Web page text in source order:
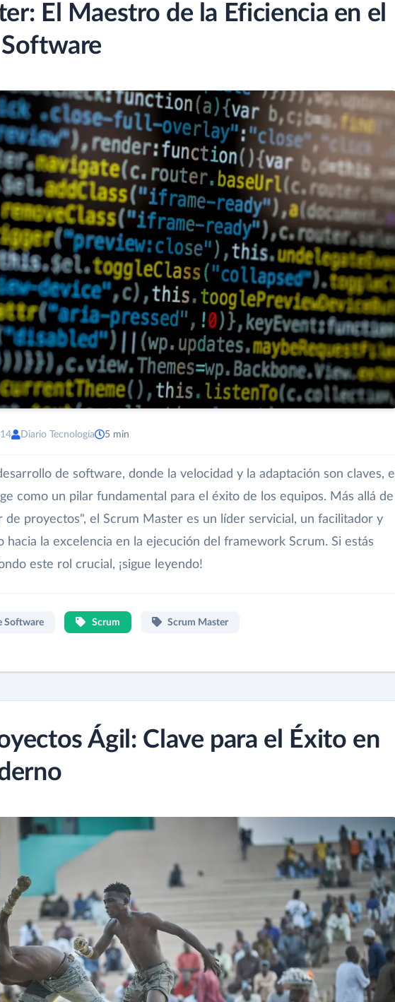
El Maestro de la Eficiencia en el
Diario Tecnología 5 min
de software, donde la velocidad y la adaptación son claves, el
como un pilar fundamental para el éxito de los equipos. Más allá de
de proyectos", el Scrum Master es un líder servicial, un facilitador y
hacia la excelencia en la ejecución del framework Scrum. Si estás
este rol crucial, ¡sigue leyendo!
Software Scrum Scrum Master
Ágil: Clave para el Éxito en